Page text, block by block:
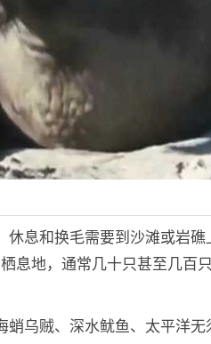
休息和换毛需要到沙滩或岩礁
息地，通常几十只甚至几百
蛸乌贼、深水鱿鱼、太平洋无